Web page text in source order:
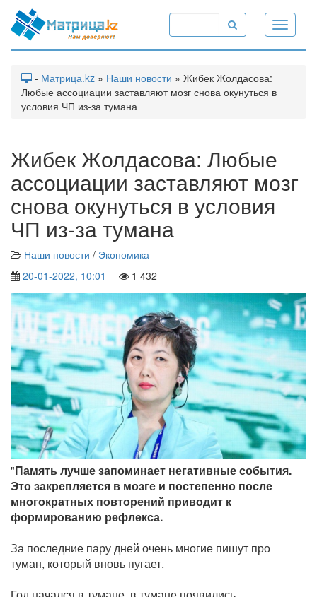
Toggle
- Матрица.kz » Наши новости » Жибек Жолдасова:
Любые ассоциации заставляют мозг снова окунуться в
условия ЧП из-за тумана
Жибек Жолдасова: Любые
ассоциации заставляют мозг
снова окунуться в условия
ЧП из-за тумана
Наши новости / Экономика
20-01-2022, 10:01
1 432
"Память лучше запоминает негативные события.
Это закрепляется в мозге и постепенно после
многократных повторений приводит к
формированию рефлекса.
За последние пару дней очень многие пишут про
туман, который вновь пугает.